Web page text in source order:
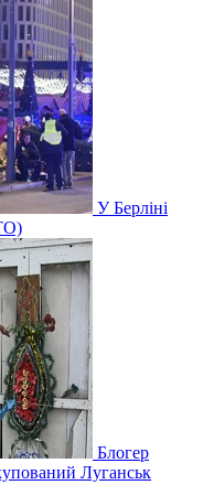
У Берліні
Блогер
Луганськ